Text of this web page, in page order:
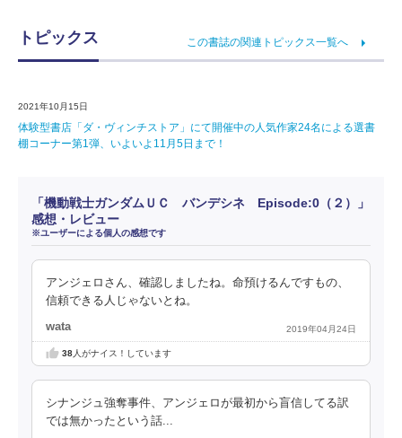
トピックス この書誌の関連トピックス一覧へ
2021年10月15日
体験型書店「ダ・ヴィンチストア」にて開催中の人気作家24名による選書
棚コーナー第1弾、いよいよ11月5日まで！
「機動戦士ガンダムＵＣ バンデシネ Episode:0（２）」
感想・レビュー
※ユーザーによる個人の感想です
アンジェロさん、確認しましたね。命預けるんですもの、
信頼できる人じゃないとね。
wata 2019年04月24日
38人がナイス！しています
シナンジュ強奪事件、アンジェロが最初から盲信してる訳
では無かったという話...